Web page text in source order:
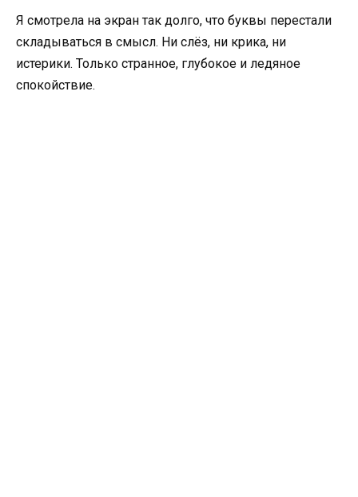
Я смотрела на экран так долго, что буквы перестали
складываться в смысл. Ни слёз, ни крика, ни
истерики. Только странное, глубокое и ледяное
спокойствие.